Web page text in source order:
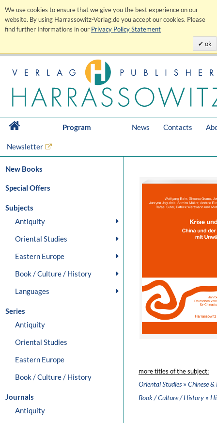
We use cookies to ensure that we give you the best experience on our
website. By using Harrassowitz-Verlag.de you accept our cookies. Please
find further Informations in our Privacy Policy Statement
ok
Program News Contacts
Newsletter
New Books
Special Offers
Subjects
Antiquity
Oriental Studies
Eastern Europe
Book / Culture / History
Languages
Series
Antiquity
Oriental Studies
Eastern Europe
Book / Culture / History
Journals
Antiquity
more titles of the subject:
Oriental Studies» Chinese &
Book / Culture / History »